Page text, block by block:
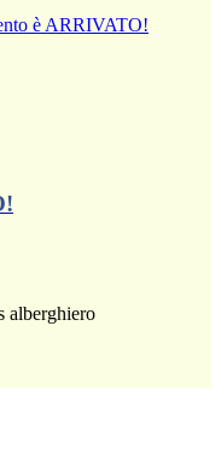
alberghiero